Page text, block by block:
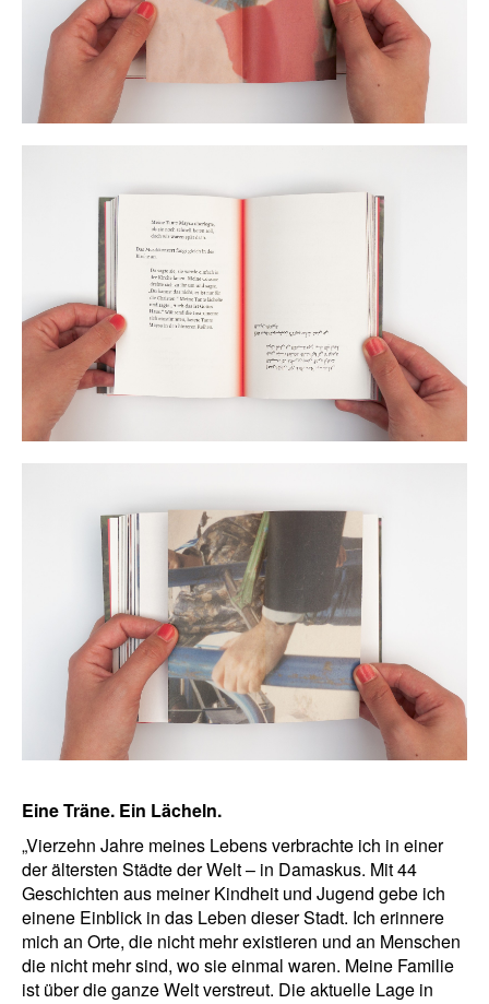
Eine Träne. Ein Lächeln.
„Vierzehn Jahre meines Lebens verbrachte ich in einer
der ältersten Städte der Welt – in Damaskus. Mit 44
Geschichten aus meiner Kindheit und Jugend gebe ich
einene Einblick in das Leben dieser Stadt. Ich erinnere
mich an Orte, die nicht mehr existieren und an Menschen
die nicht mehr sind, wo sie einmal waren. Meine Familie
ist über die ganze Welt verstreut. Die aktuelle Lage in